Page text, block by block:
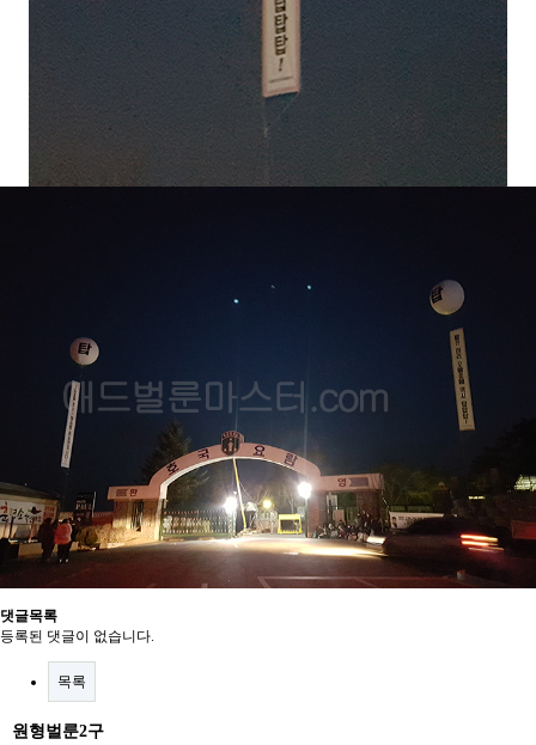
댓글목록
등록된 댓글이 없습니다.
목록
원형벌룬2구